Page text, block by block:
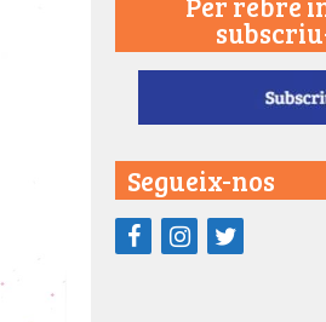
Segueix-nos